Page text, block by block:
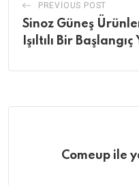
PREVIOUS POST
Sinoz Güneş
Işıltılı Bir Başlangıç
Comeup ile